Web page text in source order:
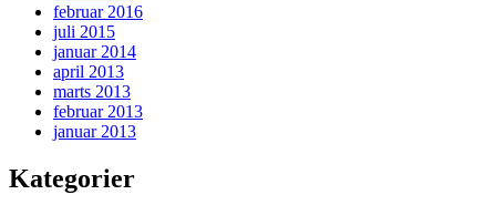
februar 2016
juli 2015
januar 2014
april 2013
marts 2013
februar 2013
januar 2013
Kategorier